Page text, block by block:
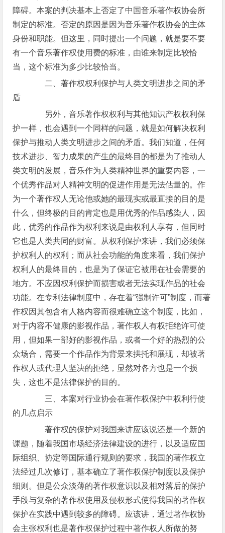
障碍。本案的判决基本上否定了中国音乐著作权协会所
制定的标准。否定的原因是因为音乐著作权协会的主体
身份和职能。但这里，同时提出一个问题，就是要不要
有一个音乐著作权使用费的标准，由谁来制定比较恰
当，这个标准为多少比较恰当。
二、著作权权利保护与人类文明进步之间的矛
盾
另外，音乐著作权权利与其他知识产权权利保
护一样，也会遇到一个同样的问题，就是如何解决权利
保护与推动人类文明进步之间的矛盾。我们知道，任何
技术进步、智力成果的产生的最终目的都是为了推动人
类文明的发展，音乐作为人类精神世界的重要内容，一
个优秀作品对人精神文明的促进作用是无法估量的。作
为一个著作权人无论他或她的最现实或最直接的目的是
什么，但终极的目的肯定也是用优秀的作品感染人，因
此，优秀的作品作为权利来说是由权利人享有，但同时
它也是人类共同的财富。从权利保护来讲，我们必须保
护权利人的权利；而从社会功能的角度来看，我们保护
权利人的最终目的，也是为了保证它被用在社会需要的
地方。不应因权利保护而损害或者无法实现作品的社会
功能。在专利法律制度中，存在着“强制许可”制度，而著
作权因其包含有人格内容而很难确立这个制度，比如，
对于内容不健康的影视作品，著作权人有权拒绝许可使
用，但如果一部好的影视作品，或者一个好的热烈的公
众场合，需要一个作品作为背景来拱托和展现，却被著
作权人或代理人坚决的拒绝，显然对各方也是一个损
失，这也不是法律保护的目的。
三、本案对行业协会在著作权保护中权利行使
的几点启示
著作权的保护对我国来讲应该说还是一个新的
课题，随着我国市场经济法律建设的进行，以及适应国
际组织、协定等国际通行规则的要求，我国的著作权立
法经过几次修订，基本确立了著作权保护制度以及保护
细则。但是公众淡薄的著作权意识以及相对落后的保护
手段与复杂的著作权使用及侵权形式使得我国的著作权
保护在实践中遇到较多的障碍。应该讲，通过著作权协
会主张权利也是著作权保护过程中著作权人所做的努